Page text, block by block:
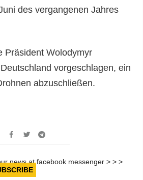
des vergangenen Jahres
Präsident Wolodymyr
vorgeschlagen, ein
abzuschließen.
news at facebook messenger > > >